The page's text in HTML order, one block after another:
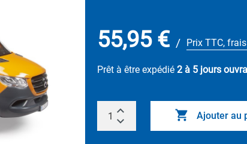
55,95 € / Prix TTC,
Prêt à être expédié 2 à 5 jours
Ajouter au